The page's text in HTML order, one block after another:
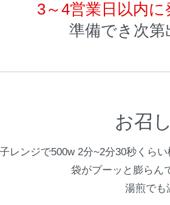
3～4営業日以内に
準備でき次第
お召
レンジで500w 2分~2分30秒くら
袋がプーッと膨らん
湯煎でも